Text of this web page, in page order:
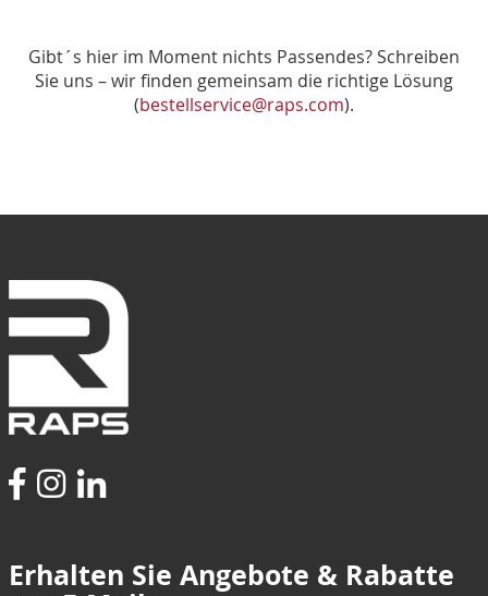
Gibt´s hier im Moment nichts Passendes? Schreiben
Sie uns – wir finden gemeinsam die richtige Lösung
(bestellservice@raps.com).
Erhalten Sie Angebote & Rabatte